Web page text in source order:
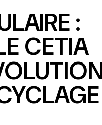
:
CETIA